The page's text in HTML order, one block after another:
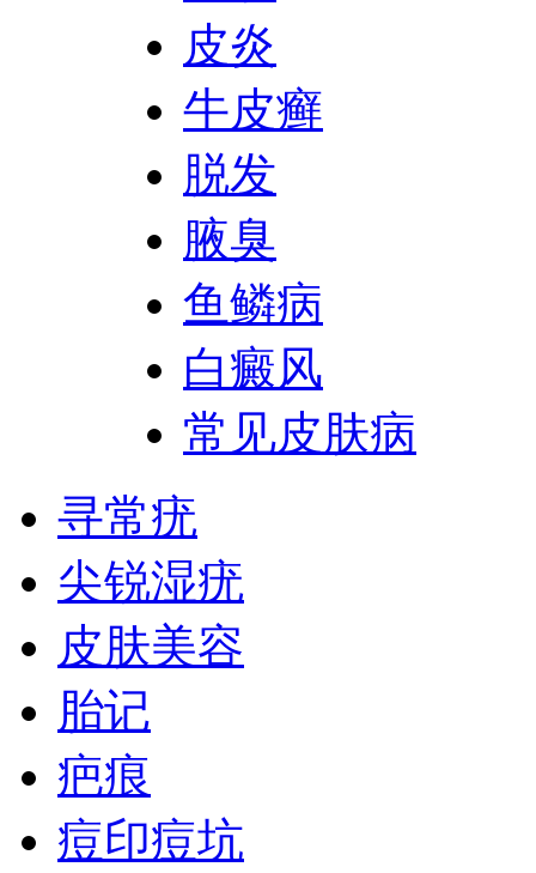
皮炎
牛皮癣
脱发
腋臭
鱼鳞病
白癜风
常见皮肤病
寻常疣
尖锐湿疣
皮肤美容
胎记
疤痕
痘印痘坑